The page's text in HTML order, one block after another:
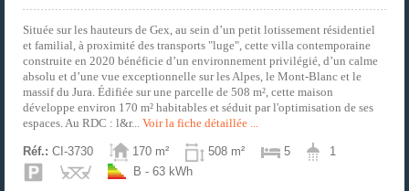
Située sur les hauteurs de Gex, au sein d’un petit lotissement résidentiel
et familial, à proximité des transports "luge", cette villa contemporaine
construite en 2020 bénéficie d’un environnement privilégié, d’un calme
absolu et d’une vue exceptionnelle sur les Alpes, le Mont-Blanc et le
massif du Jura. Édifiée sur une parcelle de 508 m², cette maison
développe environ 170 m² habitables et séduit par l'optimisation de ses
espaces. Au RDC : l&r... Voir la fiche détaillée ...
Réf.: CI-3730 170 m² 508 m² 5
1
B - 63 kWh